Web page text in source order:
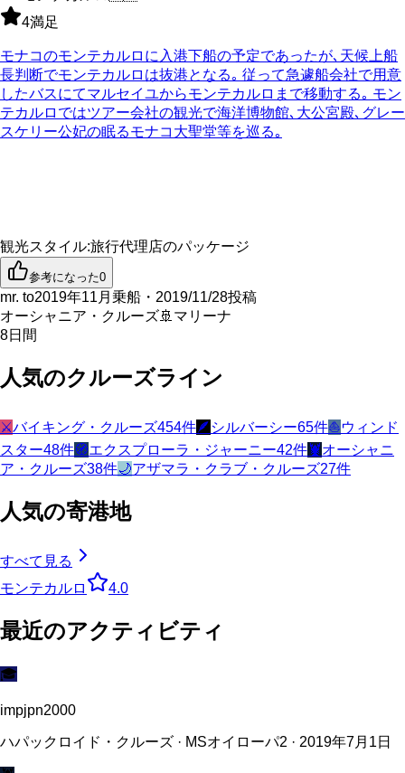
4満足
モナコのモンテカルロに入港下船の予定であったが､天候上船
長判断でモンテカルロは抜港となる｡ 従って急遽船会社で用意
したバスにてマルセイユからモンテカルロまで移動する｡ モン
テカルロではツアー会社の観光で海洋博物館､大公宮殿､グレー
スケリー公妃の眠るモナコ大聖堂等を巡る｡
観光スタイル:旅行代理店のパッケージ
参考になった0
mr. to2019年11月乗船・2019/11/28投稿
オーシャニア・クルーズ🚢マリーナ
8日間
人気のクルーズライン
⚔️バイキング・クルーズ454件🪶 シルバーシー65件⛵ウィンド
スター48件🧭エクスプローラ・ジャーニー42件🦞オーシャニ
ア・クルーズ38件🌙アザマラ・クラブ・クルーズ27件
人気の寄港地
すべて見る
モンテカルロ
4.0
最近のアクティビティ
🎓
impjpn2000
ハパックロイド・クルーズ · MSオイローパ2 · 2019年7月1日